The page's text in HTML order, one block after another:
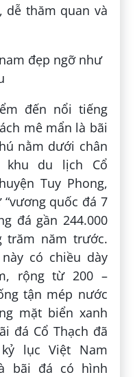
dễ thăm quan và
đến nổi tiếng
mê mẩn là bãi
nằm dưới chân
khu du lịch Cổ
Tuy Phong,
quốc đá 7
đá gần 244.000
trăm năm trước.
có chiều dày
rộng từ 200 –
tận mép nước
mặt biển xanh
đá Cổ Thạch đã
lục Việt Nam
bãi đá có hình